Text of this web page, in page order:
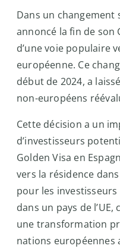
Dans un changement
annoncé la fin de son
d’une voie populaire
européenne. Ce
début de 2024, a
non-européens
Cette décision a un
d’investisseurs
Golden Visa en
vers la résidence
pour les
dans un pays de
une transformation
nations